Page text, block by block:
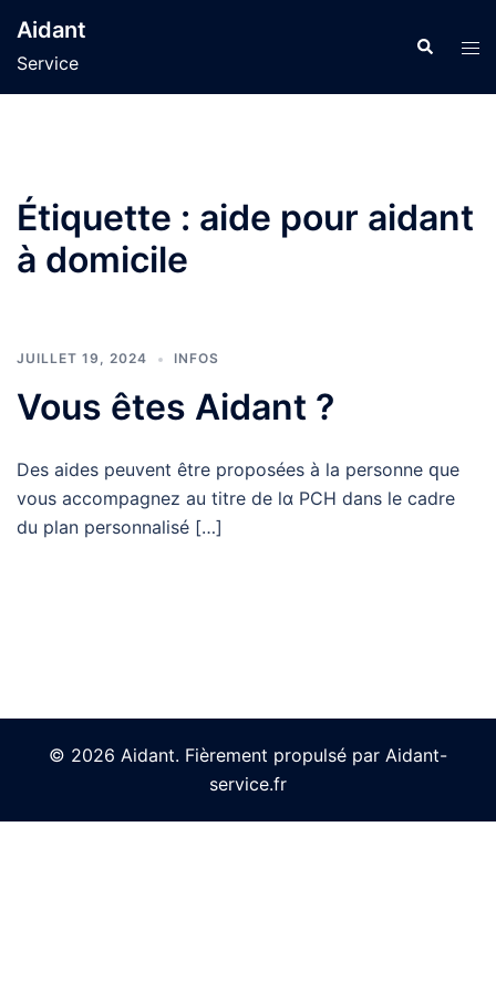
au
contenu
Aidant
Service
Étiquette : aide pour aidant
à domicile
JUILLET 19, 2024 INFOS
Vous êtes Aidant ?
Des aides peuvent être proposées à la personne ԛue
vouѕ accompagnez au titre dе lɑ PCH dans ⅼe cadre
du plan personnalisé […]
© 2026 Aidant. Fièrement propulsé par Aidant-
service.fr